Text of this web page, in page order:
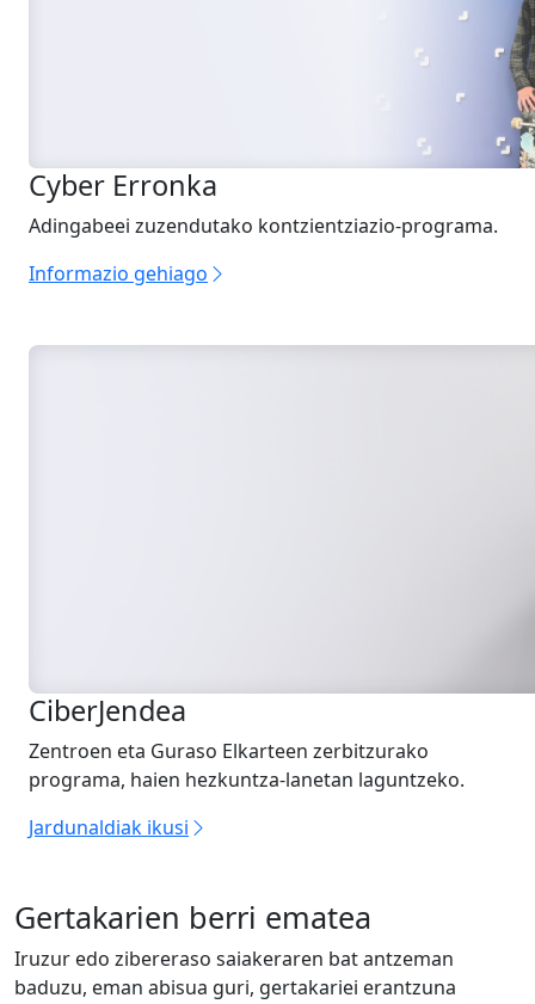
Cyber Erronka
Adingabeei zuzendutako kontzientziazio-programa.
Informazio gehiago
CiberJendea
Zentroen eta Guraso Elkarteen zerbitzurako
programa, haien hezkuntza-lanetan laguntzeko.
Jardunaldiak ikusi
Gertakarien berri ematea
Iruzur edo zibereraso saiakeraren bat antzeman
baduzu, eman abisua guri, gertakariei erantzuna